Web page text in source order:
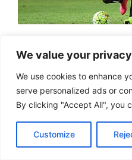
We value your privacy
We use cookies to enhance
serve personalized ads or
By clicking "Accept All", you
Customize
este domingo en La
intención de seguir
de lo posibles de la
lleva asolando desde
meses.